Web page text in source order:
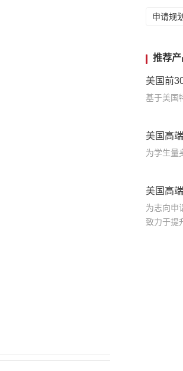
申请规划
推荐产
美国前
美国高
美国高